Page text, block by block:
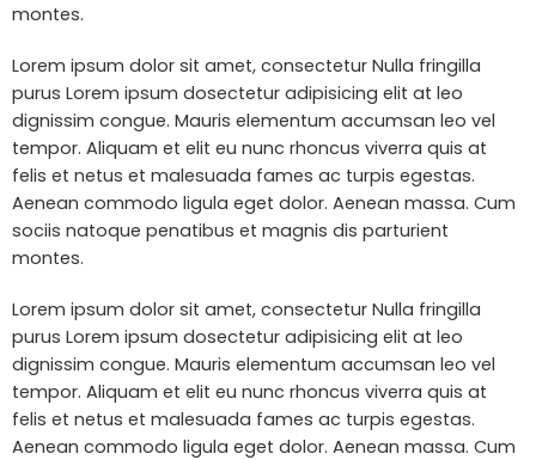
montes.
Lorem ipsum dolor sit amet, consectetur Nulla fringilla
purus Lorem ipsum dosectetur adipisicing elit at leo
dignissim congue. Mauris elementum accumsan leo vel
tempor. Aliquam et elit eu nunc rhoncus viverra quis at
felis et netus et malesuada fames ac turpis egestas.
Aenean commodo ligula eget dolor. Aenean massa. Cum
sociis natoque penatibus et magnis dis parturient
montes.
Lorem ipsum dolor sit amet, consectetur Nulla fringilla
purus Lorem ipsum dosectetur adipisicing elit at leo
dignissim congue. Mauris elementum accumsan leo vel
tempor. Aliquam et elit eu nunc rhoncus viverra quis at
felis et netus et malesuada fames ac turpis egestas.
Aenean commodo ligula eget dolor. Aenean massa. Cum